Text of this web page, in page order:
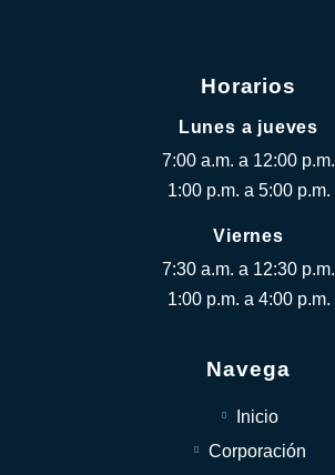
Horarios
Lunes a jueves
7:00 a.m. a 12:00 p.m.
1:00 p.m. a 5:00 p.m.
Viernes
7:30 a.m. a 12:30 p.m.
1:00 p.m. a 4:00 p.m.
Navega
Inicio
Corporación